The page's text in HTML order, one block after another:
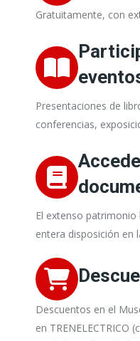
Gratuitamente, con
Presentaciones de
conferencias,
El extenso
entera disposición en
Descuentos en el
en TRENELECTRICO